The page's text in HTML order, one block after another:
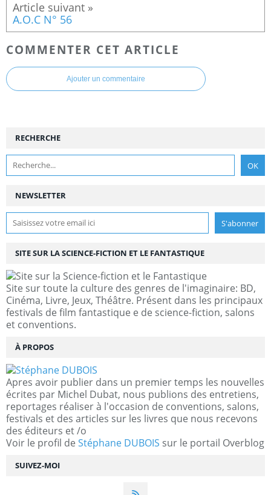
A.O.C N° 56
COMMENTER CET ARTICLE
Ajouter un commentaire
NEWSLETTER
SUIVEZ-MOI
RECHERCHE
SITE SUR LA SCIENCE-FICTION ET LE FANTASTIQUE
Site sur toute la culture des genres de l'imaginaire: BD,
Cinéma, Livre, Jeux, Théâtre. Présent dans les principaux
festivals de film fantastique e de science-fiction, salons
et conventions.
À PROPOS
Apres avoir publier dans un premier temps les nouvelles
écrites par Michel Dubat, nous publions des entretiens,
reportages réaliser à l'occasion de conventions, salons,
festivals et des articles sur les livres que nous recevons
des éditeurs et /o
Voir le profil de Stéphane DUBOIS sur le portail Overblog